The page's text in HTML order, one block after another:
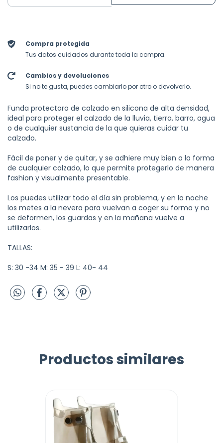
Compra protegida
Tus datos cuidados durante toda la compra.
Cambios y devoluciones
Si no te gusta, puedes cambiarlo por otro o devolverlo.
Funda protectora de calzado en silicona de alta densidad,
ideal para proteger el calzado de la lluvia, tierra, barro, agua
o de cualquier sustancia de la que quieras cuidar tu
calzado.
Fácil de poner y de quitar, y se adhiere muy bien a la forma
de cualquier calzado, lo que permite protegerlo de manera
fashion y visualmente presentable.
Los puedes utilizar todo el día sin problema, y en la noche
los metes a la nevera para vuelvan a coger su forma y no
se deformen, los guardas y en la mañana vuelve a
utilizarlos.
TALLAS:
S: 30 -34 M: 35 - 39 L: 40- 44
Productos similares